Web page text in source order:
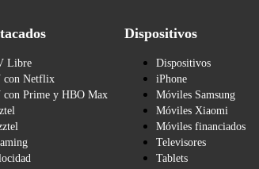
Libre
con Netflix
con Prime y HBO Max
Dispositivos
Dispositivos
iPhone
Móviles Samsung
Móviles Xiaomi
Móviles financiados
Televisores
Tablets